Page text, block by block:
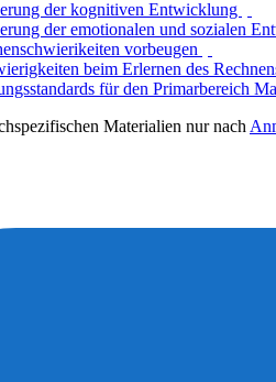
der kognitiven Entwicklung
der emotionalen und sozialen
vorbeugen
beim Erlernen des
für den Primarbereich
Materialien nur nach